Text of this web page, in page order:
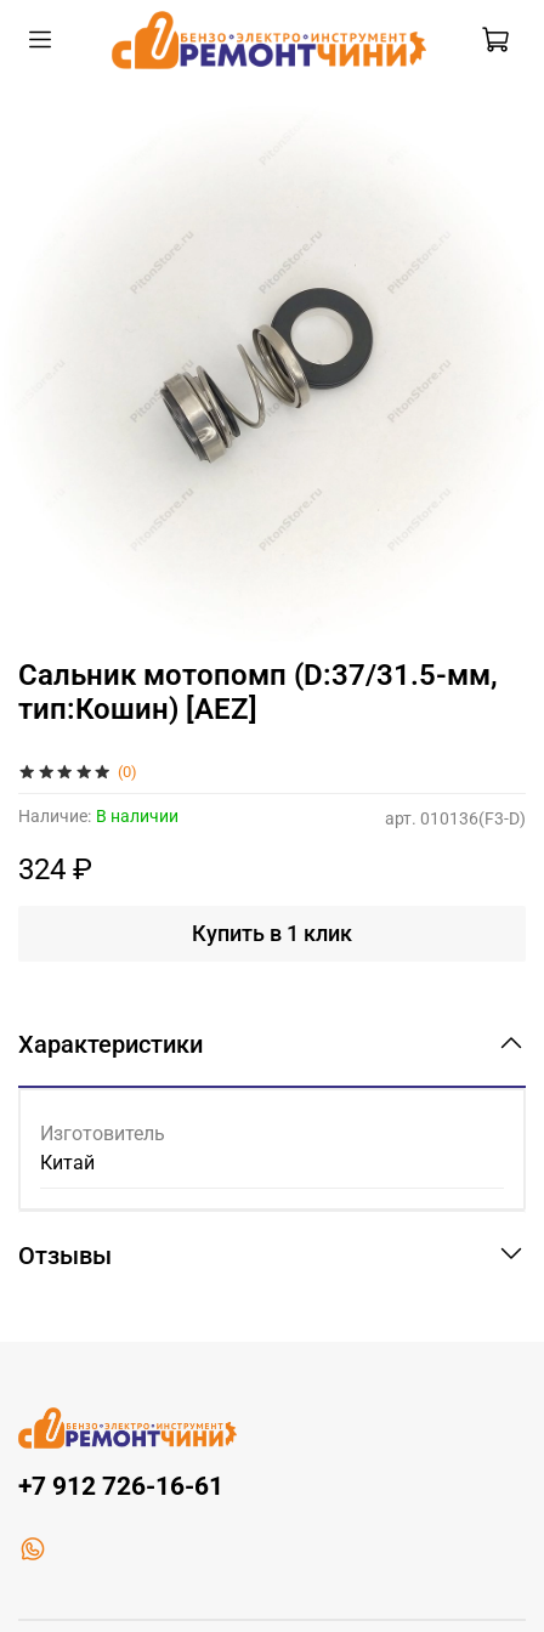
(0)
арт. 010136(F3-D)
Наличие: В наличии
Сальник мотопомп (D:37/31.5-мм,
тип:Кошин) [AEZ]
324 ₽
Купить в 1 клик
Характеристики
Изготовитель
Китай
Отзывы
+7 912 726-16-61